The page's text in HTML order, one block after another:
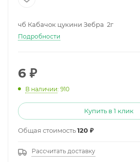
чб Кабачок цукини Зебра 2г
Подробности
6 ₽
В наличии: 910
Купить в 1 клик
Общая стоимость120 ₽
Рассчитать доставку